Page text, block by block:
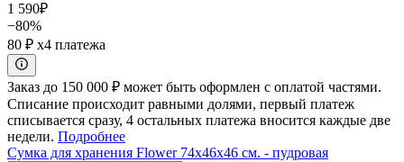
1 590₽
−80%
80 ₽ x4 платежа
Заказ до 150 000 ₽ может быть оформлен с оплатой частями.
Списание происходит равными долями, первый платеж
списывается сразу, 4 остальных платежа вносится каждые две
недели. Подробнее
Сумка для хранения Flower 74x46x46 см. - пудровая